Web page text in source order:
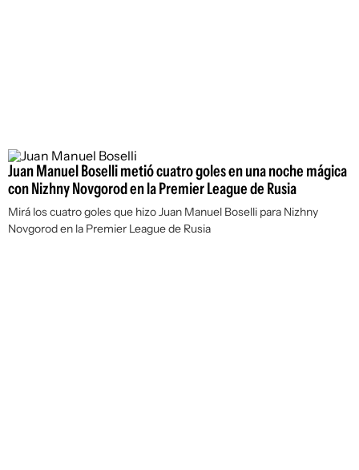
Juan Manuel Boselli metió cuatro goles en una noche mágica
con Nizhny Novgorod en la Premier League de Rusia
Mirá los cuatro goles que hizo Juan Manuel Boselli para Nizhny
Novgorod en la Premier League de Rusia